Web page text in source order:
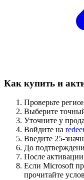
Как купить и
Проверьте
Выберите
Уточните у
Войдите на
Введите 25-
До
После
Если Microsoft
прочитайте